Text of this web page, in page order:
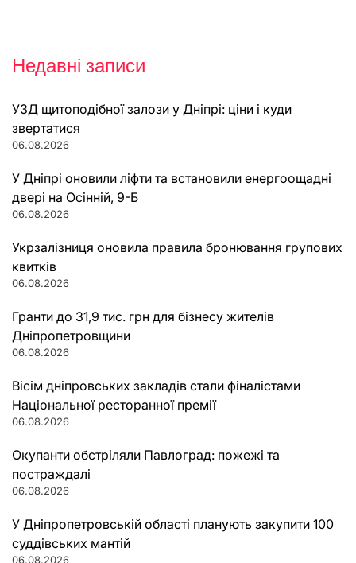
Недавні записи
УЗД щитоподібної залози у Дніпрі: ціни і куди
звертатися
06.08.2026
У Дніпрі оновили ліфти та встановили енергоощадні
двері на Осінній, 9-Б
06.08.2026
Укрзалізниця оновила правила бронювання групових
квитків
06.08.2026
Гранти до 31,9 тис. грн для бізнесу жителів
Дніпропетровщини
06.08.2026
Вісім дніпровських закладів стали фіналістами
Національної ресторанної премії
06.08.2026
Окупанти обстріляли Павлоград: пожежі та
постраждалі
06.08.2026
У Дніпропетровській області планують закупити 100
суддівських мантій
06.08.2026